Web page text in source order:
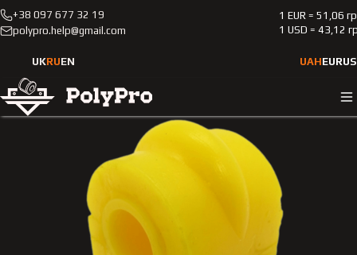
+38 097 677 32 19
polypro.help@gmail.com
1 EUR = 51,06
1 USD = 43,12
UKRUEN UAHEUR
Каталог Легковые автомобили
Fortwo
Полиуретановая втулка заднего стабилизатора Smart
Fortwo 2002-2007 0.8D HARDNESS